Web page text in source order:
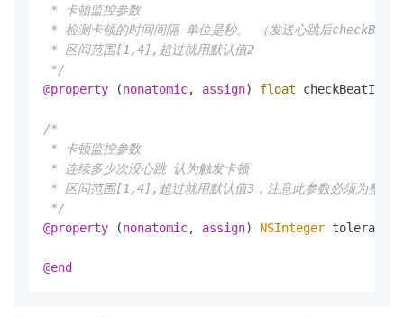
* 卡顿监控参数
* 检测卡顿的时间间隔 单位是秒。 （发送心跳后
* 区间范围[1,4],超过就用默认值2
*/
@property (nonatomic, assign) float
/*
* 卡顿监控参数
* 连续多少次没心跳 认为触发卡顿
* 区间范围[1,4],超过就用默认值3，注意此参数必须为整数
*/
@property (nonatomic, assign) NSInteger
@end